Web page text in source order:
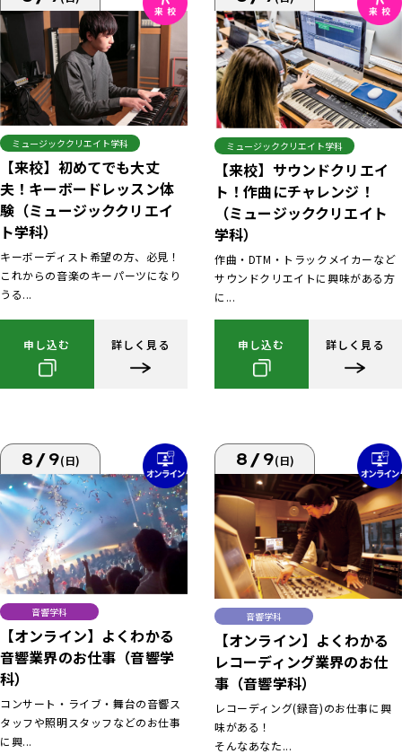
ミュージッククリエイト学科
【来校】初めてでも大丈
夫！キーボードレッスン体
験（ミュージッククリエイ
ト学科）
キーボーディスト希望の方、必見！
これからの音楽のキーパーツになり
うる...
申し込む 詳しく見る
ミュージッククリエイト学科
【来校】サウンドクリエイ
ト！作曲にチャレンジ！
（ミュージッククリエイト
学科）
作曲・DTM・トラックメイカーなど
サウンドクリエイトに興味がある方
に...
申し込む 詳しく見る
8/9(日)
音響学科
【オンライン】よくわかる
音響業界のお仕事（音響学
科）
コンサート・ライブ・舞台の音響ス
タッフや照明スタッフなどのお仕事
に興...
8/9(日)
音響学科
【オンライン】よくわかる
レコーディング業界のお仕
事（音響学科）
レコーディング(録音)のお仕事に興
味がある！
そんなあなた...